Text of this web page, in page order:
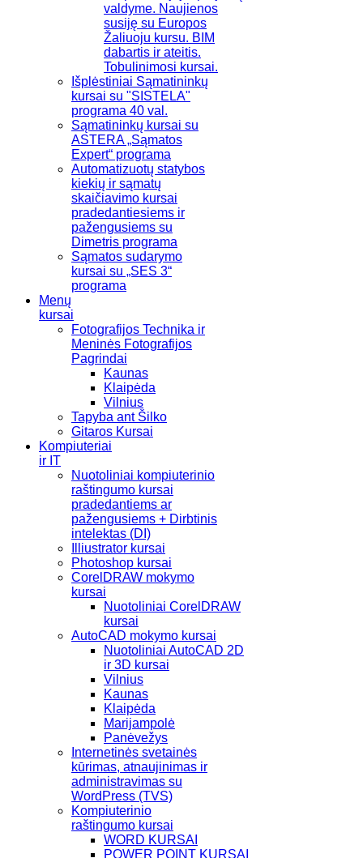
valdyme. Naujienos
susiję su Europos
Žaliuoju kursu. BIM
dabartis ir ateitis.
Tobulinimosi kursai.
Išplėstiniai Sąmatininkų
kursai su "SISTELA"
programa 40 val.
Sąmatininkų kursai su
ASTERA „Sąmatos
Expert“ programa
Automatizuotų statybos
kiekių ir sąmatų
skaičiavimo kursai
pradedantiesiems ir
pažengusiems su
Dimetris programa
Sąmatos sudarymo
kursai su „SES 3“
programa
Menų
kursai
Fotografijos Technika ir
Meninės Fotografijos
Pagrindai
Kaunas
Klaipėda
Vilnius
Tapyba ant Šilko
Gitaros Kursai
Kompiuteriai
ir IT
Nuotoliniai kompiuterinio
raštingumo kursai
pradedantiems ar
pažengusiems + Dirbtinis
intelektas (DI)
Illiustrator kursai
Photoshop kursai
CorelDRAW mokymo
kursai
Nuotoliniai CorelDRAW
kursai
AutoCAD mokymo kursai
Nuotoliniai AutoCAD 2D
ir 3D kursai
Vilnius
Kaunas
Klaipėda
Marijampolė
Panėvežys
Internetinės svetainės
kūrimas, atnaujinimas ir
administravimas su
WordPress (TVS)
Kompiuterinio
raštingumo kursai
WORD KURSAI
POWER POINT KURSAI